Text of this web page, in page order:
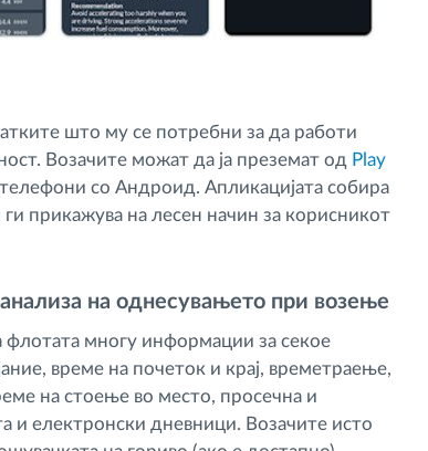
што му се потребни за да работи
Возачите можат да ја преземат од Play
со Андроид. Апликацијата собира
прикажува на лесен начин за корисникот
на однесувањето при возење
флотата многу информации за секое
време на почеток и крај, времетраење,
на стоење во место, просечна и
и електронски дневници. Возачите исто